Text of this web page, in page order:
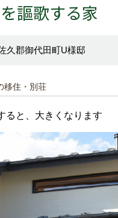
謳歌する家
久郡御代田町U様邸
移住・別荘
ると、大きくなります